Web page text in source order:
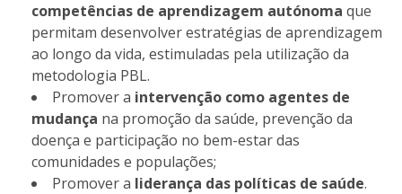
competências de aprendizagem autónoma que
permitam desenvolver estratégias de aprendizagem
ao longo da vida, estimuladas pela utilização da
metodologia PBL.
Promover a intervenção como agentes de
mudança na promoção da saúde, prevenção da
doença e participação no bem-estar das
comunidades e populações;
Promover a liderança das políticas de saúde.